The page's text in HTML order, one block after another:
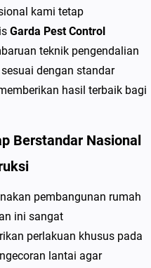
kami tetap
Garda Pest Control
teknik pengendalian
dengan standar
hasil terbaik bagi
Berstandar Nasional
pembangunan rumah
ini sangat
perlakuan khusus pada
lantai agar